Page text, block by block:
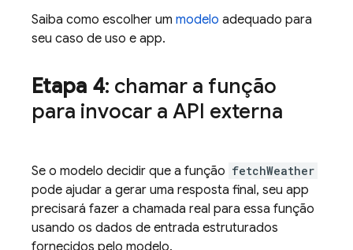
Saiba como escolher um modelo adequado para
seu caso de uso e app.
Etapa 4: chamar a função
para invocar a API externa
Se o modelo decidir que a função fetchWeather
pode ajudar a gerar uma resposta final, seu app
precisará fazer a chamada real para essa função
usando os dados de entrada estruturados
fornecidos pelo modelo.